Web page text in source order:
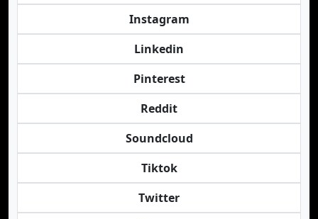
Instagram
Linkedin
Pinterest
Reddit
Soundcloud
Tiktok
Twitter